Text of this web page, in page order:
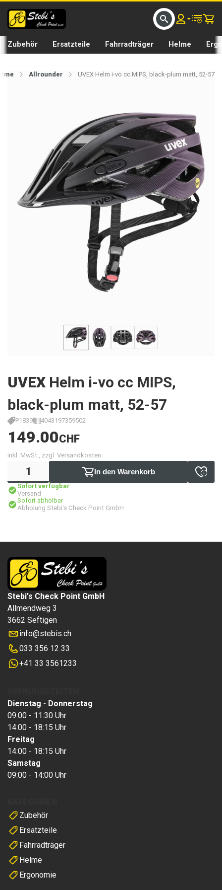
Zubehör Ersatzteile Fahrradträger Helme
Allrounder UVEX Helm i-vo cc MIPS, black-plum matt, 52-57
UVEX Helm i-vo cc MIPS,
black-plum matt, 52-57
P1839 4043197359502
149.00CHF
inkl. MwSt., zzgl. Versandkosten
In den Warenkorb
Sofort verfügbar
Versand
Sofort abholbar
Abholung Stebi's Check Point GmbH
Stebi's Check Point GmbH
Allmendweg 3
3662 Seftigen
info@stebis.ch
033 356 12 33
+41 33 3561233
Zubehör
Ersatzteile
Fahrradträger
Helme
Ergonomie
Dienstag - Donnerstag
09:00 - 11:30 Uhr
14:00 - 18:15 Uhr
Freitag
14:00 - 18:15 Uhr
Samstag
09:00 - 14:00 Uhr